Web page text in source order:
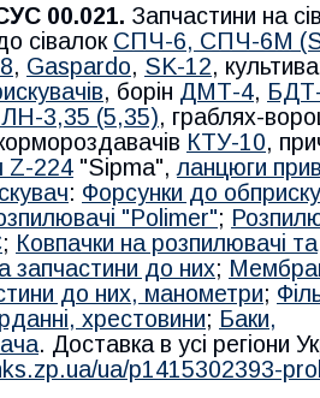
00.021. Запчастини на
сівалок СПЧ-6, СПЧ-6М
, Gaspardo, SK-12,
, борін ДМТ-4,
3,35 (5,35), граблях-
КТУ-10,
Z-224 "Sipma",ланцюги
: Форсунки до
"Polimer";
; Ковпачки на розпилювачі та
запчастини до них;
до них, манометри;
хрестовини; Баки,
. Доставка в усі регіони
ua/p1415302393-